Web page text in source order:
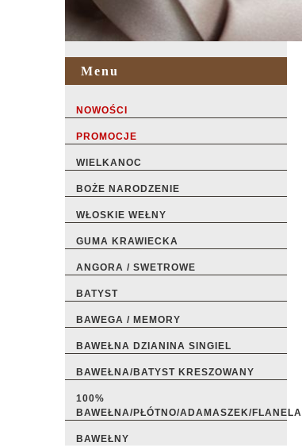
Menu
NOWOŚCI
PROMOCJE
WIELKANOC
BOŻE NARODZENIE
WŁOSKIE WEŁNY
GUMA KRAWIECKA
ANGORA / SWETROWE
BATYST
BAWEGA / MEMORY
BAWEŁNA DZIANINA SINGIEL
BAWEŁNA/BATYST KRESZOWANY
100%
BAWEŁNA/PŁÓTNO/ADAMASZEK/FLANELA
BAWEŁNY